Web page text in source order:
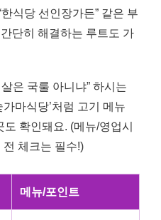
식당 선인장가든” 같은 부
단히 해결하는 루트도 가
은 국룰 아니냐” 하시는
마식당’처럼 고기 메뉴
확인돼요. (메뉴/영업시
체크는 필수!)
메뉴/포인트